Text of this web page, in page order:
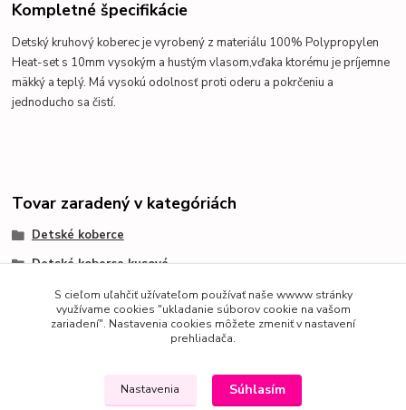
Kompletné špecifikácie
Detský kruhový koberec je vyrobený z materiálu 100% Polypropylen
Heat-set s 10mm vysokým a hustým vlasom,vďaka ktorému je príjemne
mäkký a teplý.Má vysokú odolnosť proti oderu a pokrčeniu a
jednoducho sa čistí.
Tovar zaradený v kategóriách
Detské koberce
Detské koberce kusové
Friese koberce pre chlapcov
S cieľom uľahčiť užívateľom používať naše wwww stránky
využívame cookies "ukladanie súborov cookie na vašom
zariadení". Nastavenia cookies môžete zmeniť v nastavení
prehliadača.
Nastavenia Súhlasím